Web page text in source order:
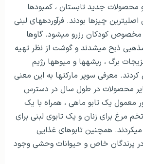
جدید تابستان ، کمبودها
چیزها بودند. فرآورده­های لبنی
مخصوص کودکان رزرو می­شود. گاوها
ذبح می­شدند و گوشت از نظر تهیه
برگ ، ریشه­ها و میوه­ها رژیم
معرفی سوپر مارکت­ها به این معنی
محصولات در طول سال در دسترس
معمول یک تابو ماهی ، همراه با یک
مرغ برای زنان و یک تابوی لبنی برای
همچنین تابوهای غذایی
پرندگان خاص و حیوانات وحشی وجود